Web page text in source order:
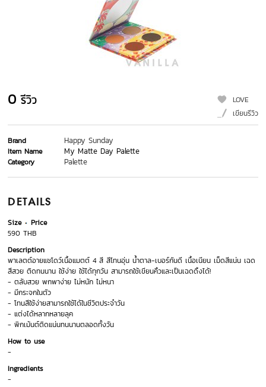
0 รีวิว
LOVE
เขียนรีวิว
Brand Happy Sunday
Item Name My Matte Day Palette
Category Palette
DETAILS
Size
Price
590 THB
Description
พาเลตต์อายแชโดว์เนื้อแมตต์ 4 สี สีโทนอุ่น น้ำตาล-เบอร์กันดี เนื้อเนียน เม็ดสีแน่น เฉด
สีสวย ติดทนนาน ใช้ง่าย ใช้ได้ทุกวัน สามารถใช้เขียนคิ้วและเป็นเฉดดิ้งได้!
- ตลับสวย พกพาง่าย ไม่หนัก ไม่หนา
- มีกระจกในตัว
- โทนสีใช้ง่ายสามารถใช้ได้ในชีวิตประจำวัน
- แต่งได้หลากหลายลุค
- พิกเม้นต์ติดแน่นทนนานตลอดทั้งวัน
How to use
-
Ingredients
-